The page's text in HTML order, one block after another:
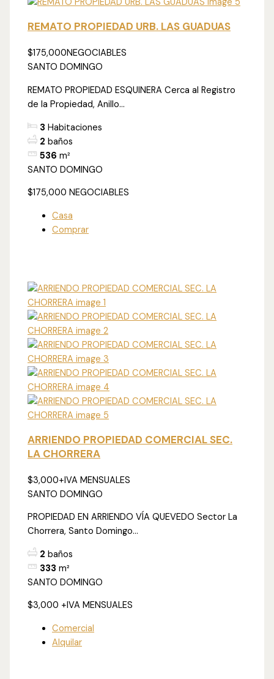
REMATO PROPIEDAD URB. LAS GUADUAS
$175,000NEGOCIABLES
SANTO DOMINGO
REMATO PROPIEDAD ESQUINERA Cerca al Registro
de la Propiedad, Anillo...
3 Habitaciones
2 baños
536 m²
SANTO DOMINGO
$175,000 NEGOCIABLES
Casa
Comprar
ARRIENDO PROPIEDAD COMERCIAL SEC.
LA CHORRERA
$3,000+IVA MENSUALES
SANTO DOMINGO
PROPIEDAD EN ARRIENDO VÍA QUEVEDO Sector La
Chorrera, Santo Domingo...
2 baños
333 m²
SANTO DOMINGO
$3,000 +IVA MENSUALES
Comercial
Alquilar